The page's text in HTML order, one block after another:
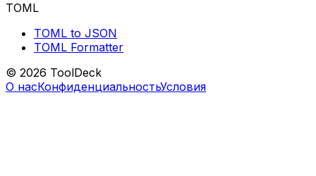
TOML
TOML to JSON
TOML Formatter
© 2026 ToolDeck
О насКонфиденциальностьУсловия